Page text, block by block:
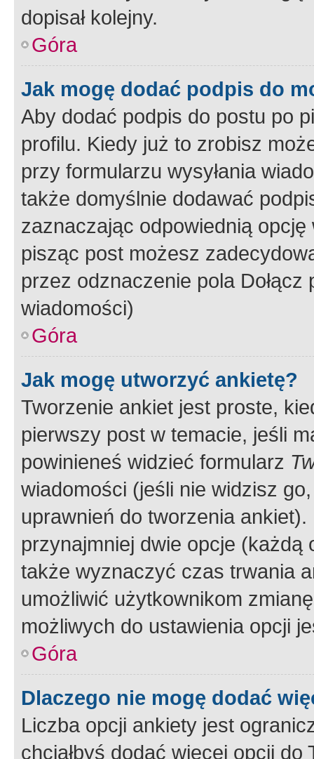
dopisał kolejny.
Góra
Jak mogę dodać podpis do
Aby dodać podpis do postu po
profilu. Kiedy już to zrobisz
przy formularzu wysyłania
także domyślnie dodawać
zaznaczając odpowiednią
pisząc post możesz
przez odznaczenie pola
wiadomości)
Góra
Jak mogę utworzyć ankietę?
Tworzenie ankiet jest proste,
pierwszy post w temacie, jeśli
powinieneś widzieć formularz
wiadomości (jeśli nie widzisz
uprawnień do tworzenia
przynajmniej dwie opcje
także wyznaczyć czas trwania
umożliwić użytkownikom
możliwych do ustawienia opcji
Góra
Dlaczego nie mogę dodać
Liczba opcji ankiety jest
chciałbyś dodać więcej opcji